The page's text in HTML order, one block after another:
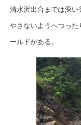
清水沢出合までは深
やさないようへつっ
ールドがある。